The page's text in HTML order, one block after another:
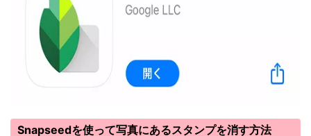
Snapseedを使って写真にあるスタンプを消す方法